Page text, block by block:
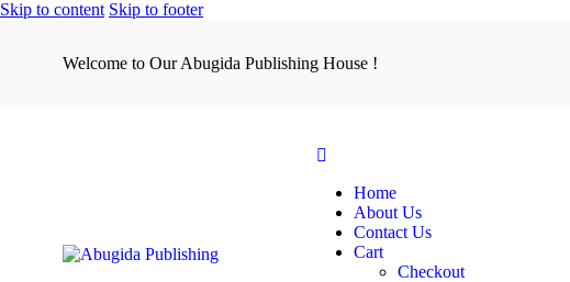
Skip to content Skip to footer
Welcome to Our Abugida Publishing House !
Home
About Us
Contact Us
Cart
Checkout